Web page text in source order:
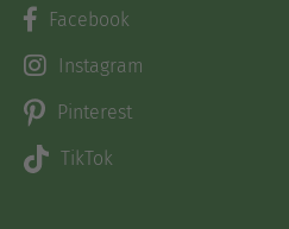
Facebook
Instagram
Pinterest
TikTok